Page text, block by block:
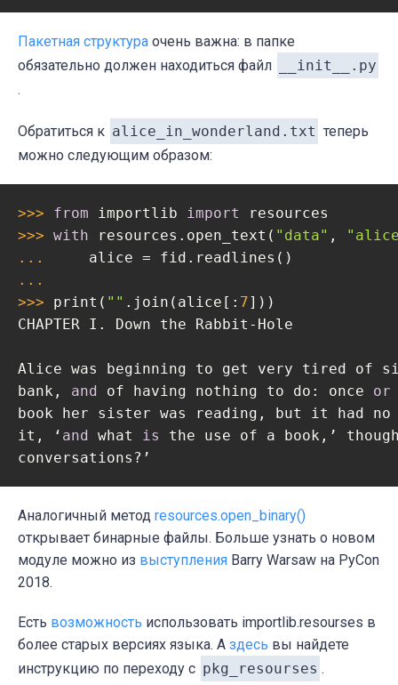
Пакетная структура очень важна: в папке
обязательно должен находиться файл
__init__.py
.
Обратиться к alice_in_wonderland.txt теперь
можно следующим образом:
>>> from importlib import
>>> with resources.open_text( "data" ,
...
...
>>> print( "" .join(alice[: 7]))
CHAPTER I. Down the Rabbit-Hole
Alice was beginning to get very tired of
bank, and of having nothing to do: once or
book her sister was reading, but it had
it, ‘ and what is
the use of a book,’
conversations?’
Аналогичный метод resources.open_binary()
открывает бинарные файлы. Больше узнать о новом
модуле можно из выступления Barry Warsaw на PyCon
2018.
Есть возможность использовать importlib.resourses в
более старых версиях языка. А здесь вы найдете
инструкцию по переходу с pkg_resourses .